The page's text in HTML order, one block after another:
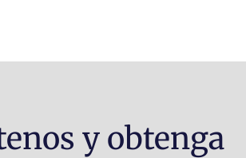
y obtenga